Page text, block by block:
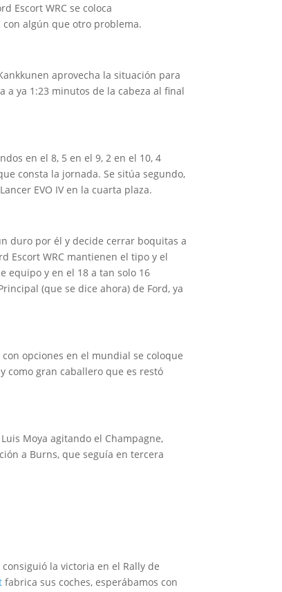
Escort WRC se coloca
con algún que otro problema.
aprovecha la situación para
a ya 1:23 minutos de la cabeza al final
en el 8, 5 en el 9, 2 en el 10, 4
consta la jornada. Se sitúa segundo,
EVO IV en la cuarta plaza.
duro por él y decide cerrar boquitas a
Escort WRC mantienen el tipo y el
equipo y en el 18 a tan solo 16
(que se dice ahora) de Ford, ya
opciones en el mundial se coloque
como gran caballero que es restó
Moya agitando el Champagne,
a Burns, que seguía en tercera
la victoria en el Rally de
fabrica sus coches, esperábamos con